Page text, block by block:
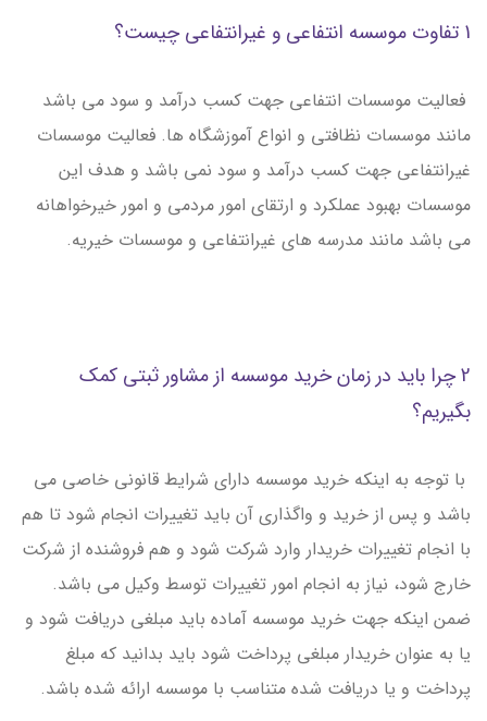
1 تفاوت موسسه انتفاعی و غیرانتفاعی چیست؟
فعالیت موسسات انتفاعی جهت کسب درآمد و سود می باشد
مانند موسسات نظافتی و انواع آموزشگاه ها. فعالیت موسسات
غیرانتفاعی جهت کسب درآمد و سود نمی باشد و هدف این
موسسات بهبود عملکرد و ارتقای امور مردمی و امور خیرخواهانه
می باشد مانند مدرسه های غیرانتفاعی و موسسات خیریه.
2 چرا باید در زمان خرید موسسه از مشاور ثبتی کمک
بگیریم؟
با توجه به اینکه خرید موسسه دارای شرایط قانونی خاصی می
باشد و پس از خرید و واگذاری آن باید تغییرات انجام شود تا هم
با انجام تغییرات خریدار وارد شرکت شود و هم فروشنده از شرکت
خارج شود، نیاز به انجام امور تغییرات توسط وکیل می باشد.
ضمن اینکه جهت خرید موسسه آماده باید مبلغی دریافت شود و
یا به عنوان خریدار مبلغی پرداخت شود باید بدانید که مبلغ
پرداخت و یا دریافت شده متناسب با موسسه ارائه شده باشد.